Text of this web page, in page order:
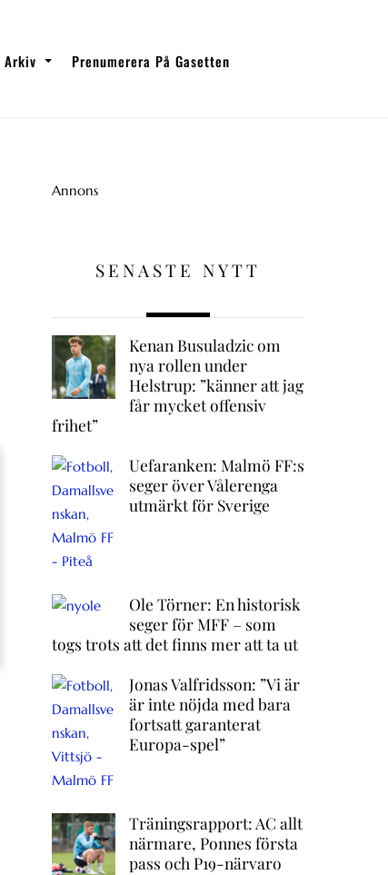
Arkiv Prenumerera På Gasetten
Annons
SENASTE NYTT
Kenan Busuladzic om
nya rollen under
Helstrup: ”känner att jag
får mycket offensiv
frihet”
Uefaranken: Malmö FF:s
seger över Vålerenga
utmärkt för Sverige
Ole Törner: En historisk
seger för MFF – som
togs trots att det finns mer att ta ut
Jonas Valfridsson: ”Vi är
är inte nöjda med bara
fortsatt garanterat
Europa-spel”
Träningsrapport: AC allt
närmare, Ponnes första
pass och P19-närvaro